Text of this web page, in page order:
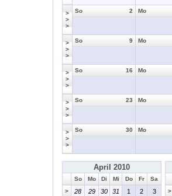
>
>
>
2
So Mo
>
>
>
9
So Mo
>
>
>
16
So Mo
>
>
>
23
So Mo
>
>
>
30
So Mo
April 2010
So Mo Di Mi Do Fr
Sa
>
28 29 30 31 1 2 3
>